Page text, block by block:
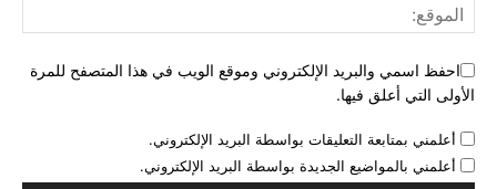
احفظ اسمي والبريد الإلكتروني وموقع الويب في هذا المتصفح للمرة
الأولى التي أعلق فيها.
أعلمني بمتابعة التعليقات بواسطة البريد الإلكتروني.
أعلمني بالمواضيع الجديدة بواسطة البريد الإلكتروني.